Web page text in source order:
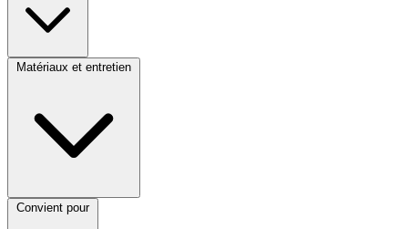
Matériaux et entretien
Convient pour